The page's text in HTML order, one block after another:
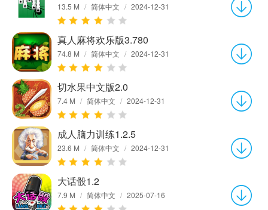
13.5 M / 简体中文 / 2024-12-31
真人麻将欢乐版3.780
74.8 M / 简体中文 / 2024-12-31
切水果中文版2.0
7.4 M / 简体中文 / 2024-12-31
成人脑力训练1.2.5
23.6 M / 简体中文 / 2024-12-31
大话骰1.2
7.9 M / 简体中文 / 2025-07-16